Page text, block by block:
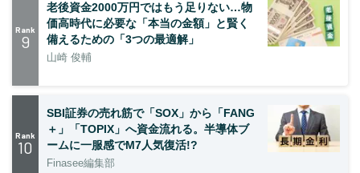
Rank
9
老後資金2000万円ではもう足りない…物
価高時代に必要な「本当の金額」と賢く
備えるための「3つの最適解」
山崎 俊輔
Rank
10
SBI証券の売れ筋で「SOX」から「FANG
＋」「TOPIX」へ資金流れる。半導体ブ
ームに一服感でM7人気復活!?
Finasee編集部